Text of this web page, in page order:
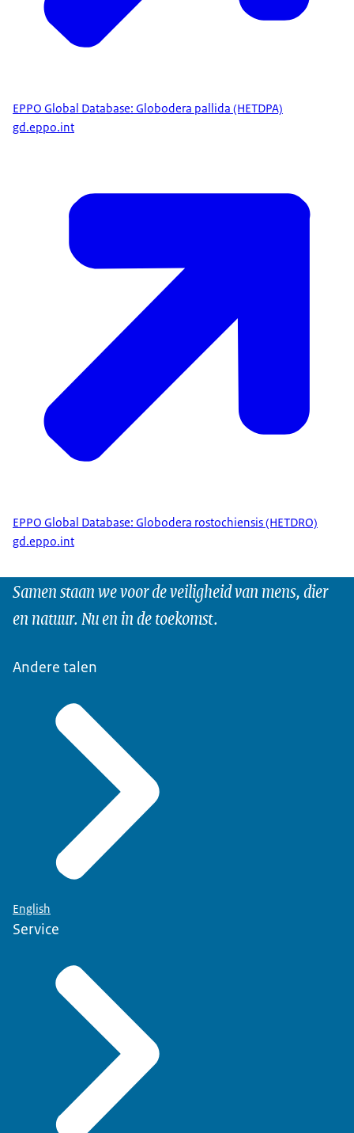
EPPO Global Database: Globodera pallida (HETDPA)
gd.eppo.int
EPPO Global Database: Globodera rostochiensis (HETDRO)
gd.eppo.int
Samen staan we voor de veiligheid van mens, dier
en natuur. Nu en in de toekomst.
Andere talen
English
Service